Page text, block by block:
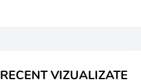
VIZUALIZATE